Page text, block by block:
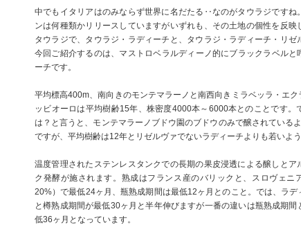
中でもイタリアはのみならず世界に名だたる‥なのがタウラジですね
ンは何種類かリリースしていますがいずれも、その土地の個性を反映
タウラジで、タウラジ・ラディーチと、タウラジ・ラディーチ・リゼ
今回ご紹介するのは、マストロベラルディーノ的にブラックラベルと
ーチです。
平均標高400m、南向きのモンテマラーノと南西向きミラベッラ・エ
ッビオーロは平均樹齢15年、株密度4000本～6000本とのことです。
は？と言うと、モンテマラーノブドウ園のブドウのみで醸されている
ですが、平均樹齢は12年とリゼルヴァでないラディーチよりも若いよう
温度管理されたステンレスタンクでの長期の果皮浸透による醸しとア
ク発酵が施されます。熟成はフランス産のバリックと、スロヴェニ
20%）で最低24ヶ月、瓶熟成期間は最低12ヶ月とのこと。では、ラデ
と樽熟成期間が最低30ヶ月と半年伸びますが一番の違いは瓶熟成期
低36ヶ月となっています。